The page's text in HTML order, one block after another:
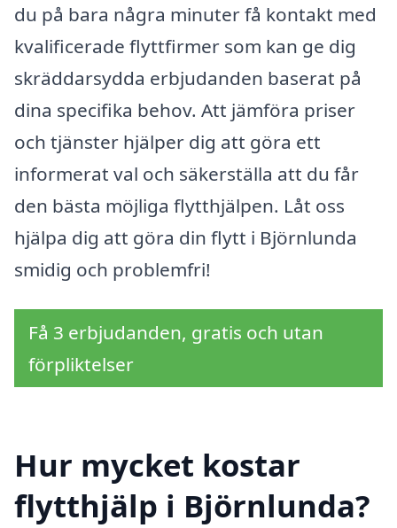
du på bara några minuter få kontakt med
kvalificerade flyttfirmer som kan ge dig
skräddarsydda erbjudanden baserat på
dina specifika behov. Att jämföra priser
och tjänster hjälper dig att göra ett
informerat val och säkerställa att du får
den bästa möjliga flytthjälpen. Låt oss
hjälpa dig att göra din flytt i Björnlunda
smidig och problemfri!
Få 3 erbjudanden, gratis och utan
förpliktelser
Hur mycket kostar
flytthjälp i Björnlunda?